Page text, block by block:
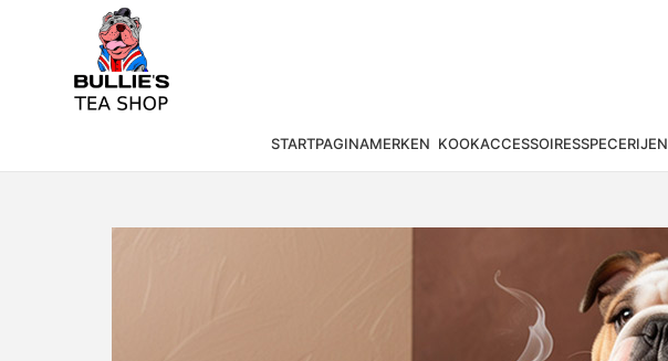
STARTPAGINAMERKEN KOOKACCESSOIRESSPECERIJEN